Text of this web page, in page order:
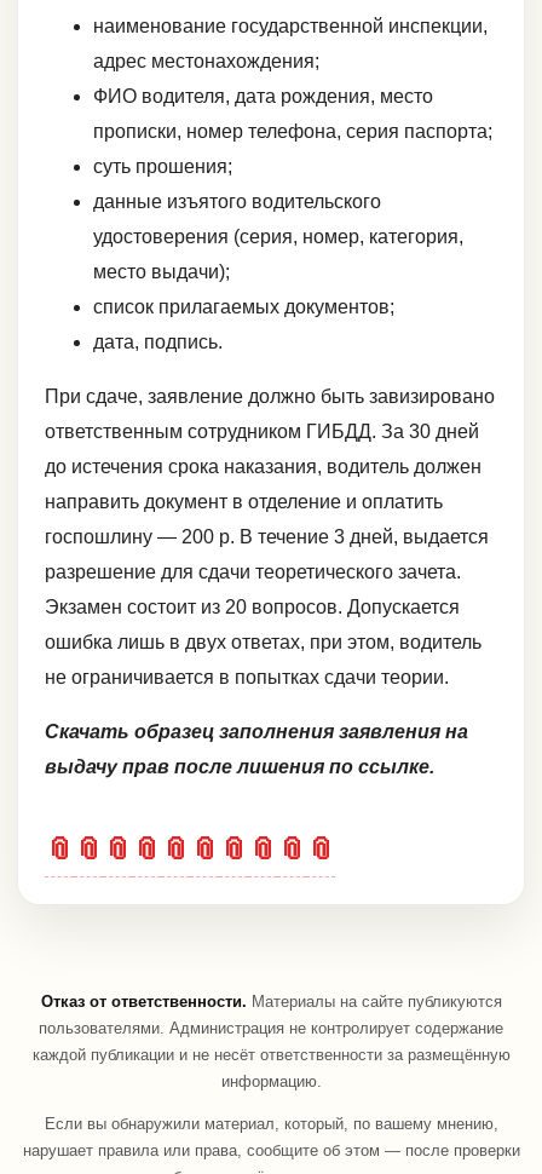
наименование государственной инспекции,
адрес местонахождения;
ФИО водителя, дата рождения, место
прописки, номер телефона, серия паспорта;
суть прошения;
данные изъятого водительского
удостоверения (серия, номер, категория,
место выдачи);
список прилагаемых документов;
дата, подпись.
При сдаче, заявление должно быть завизировано
ответственным сотрудником ГИБДД. За 30 дней
до истечения срока наказания, водитель должен
направить документ в отделение и оплатить
госпошлину — 200 р. В течение 3 дней, выдается
разрешение для сдачи теоретического зачета.
Экзамен состоит из 20 вопросов. Допускается
ошибка лишь в двух ответах, при этом, водитель
не ограничивается в попытках сдачи теории.
Скачать образец заполнения заявления на
выдачу прав после лишения по ссылке.
📎 📎 📎 📎 📎 📎 📎 📎 📎 📎
Отказ от ответственности. Материалы на сайте публикуются
пользователями. Администрация не контролирует содержание
каждой публикации и не несёт ответственности за размещённую
информацию.
Если вы обнаружили материал, который, по вашему мнению,
нарушает правила или права, сообщите об этом — после проверки